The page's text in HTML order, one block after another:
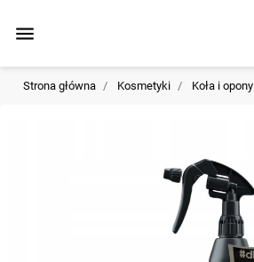
menu
Strona główna Kosmetyki Koła i opony